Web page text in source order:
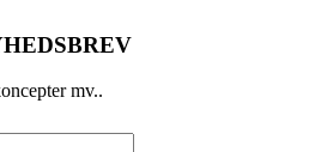
mv..